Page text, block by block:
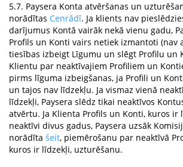
5.7. Paysera Konta atvēršanas un
norādītas Cenrādī. Ja klients nav
darījumus Kontā vairāk nekā vienu gadu,
Profils un Konti vairs netiek izmantoti (nav
tiesības izbeigt Līgumu un slēgt Profilu un
Klientu par neaktīvajiem Profiliem un
pirms līguma izbeigšanas, ja Profili un
un tajos nav līdzekļu. Ja vismaz vienā
līdzekļi, Paysera slēdz tikai neaktīvos
atvērtu. Ja Klienta Profils un Konti, kuros ir
neaktīvi divus gadus, Paysera uzsāk
norādīta šeit, piemērošanu par neaktīvā
kuros ir līdzekļi, uzturēšanu.